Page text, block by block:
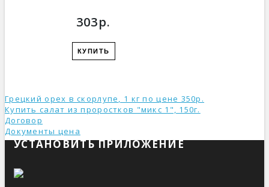
303р.
КУПИТЬ
Грецкий орех в скорлупе, 1 кг по цене 350р.
Купить салат из проростков "микс 1", 150г.
Договор
Документы ценa
УСТАНОВИТЬ ПРИЛОЖЕНИЕ